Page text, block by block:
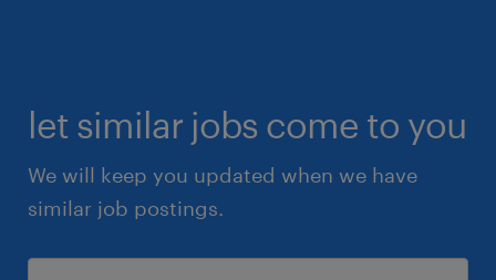
let similar jobs come to you
We will keep you updated when we have
similar job postings.